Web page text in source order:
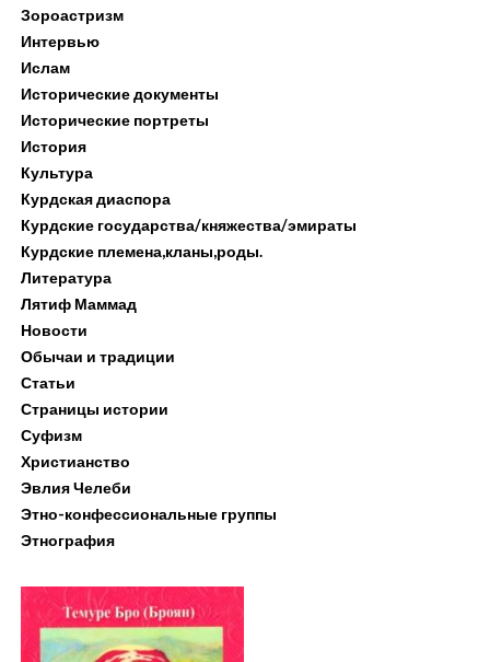
Зороастризм
Интервью
Ислам
Исторические документы
Исторические портреты
История
Культура
Курдская диаспора
Курдские государства/княжества/эмираты
Курдские племена,кланы,роды.
Литература
Лятиф Маммад
Новости
Обычаи и традиции
Статьи
Страницы истории
Суфизм
Христианство
Эвлия Челеби
Этно-конфессиональные группы
Этнография